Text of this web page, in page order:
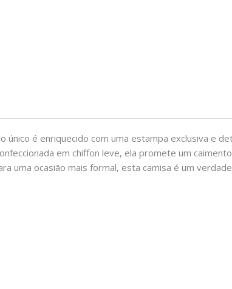
único é enriquecido com uma estampa exclusiva e
em chiffon leve, ela promete um
uma ocasião mais formal, esta camisa é um